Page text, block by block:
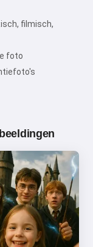
filmisch,
foto